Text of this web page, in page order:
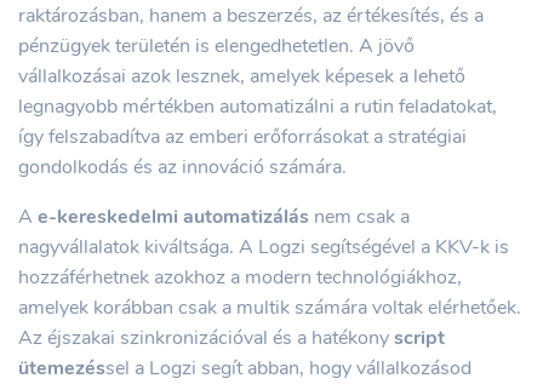
raktározásban, hanem a beszerzés, az értékesítés, és a
pénzügyek területén is elengedhetetlen. A jövő
vállalkozásai azok lesznek, amelyek képesek a lehető
legnagyobb mértékben automatizálni a rutin feladatokat,
így felszabadítva az emberi erőforrásokat a stratégiai
gondolkodás és az innováció számára.
A e-kereskedelmi automatizálás nem csak a
nagyvállalatok kiváltsága. A Logzi segítségével a KKV-k is
hozzáférhetnek azokhoz a modern technológiákhoz,
amelyek korábban csak a multik számára voltak elérhetőek.
Az éjszakai szinkronizációval és a hatékonyscript
ütemezéssel a Logzi segít abban, hogy vállalkozásod